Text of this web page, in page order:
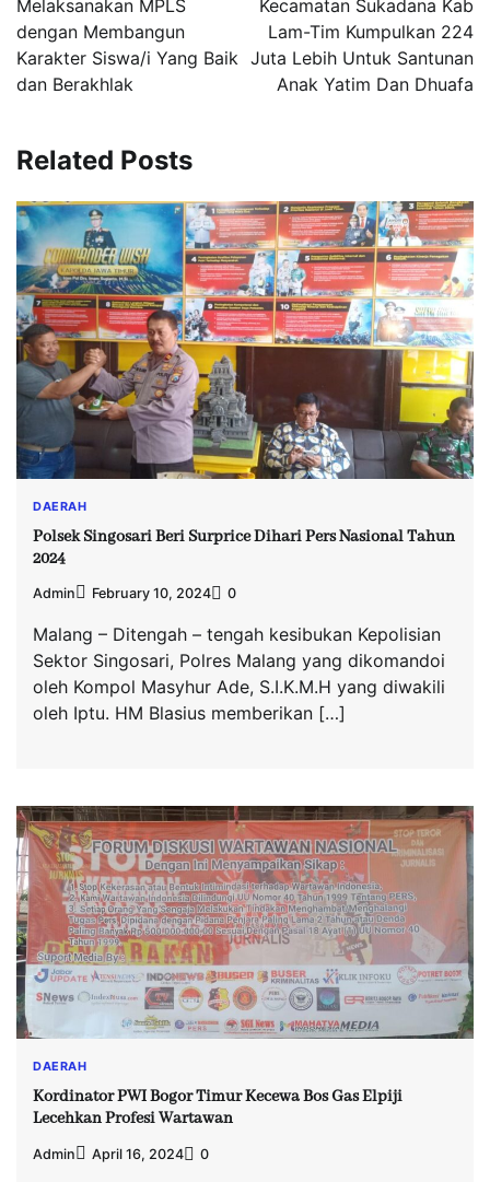
Melaksanakan MPLS
dengan Membangun
Karakter Siswa/i Yang Baik
dan Berakhlak
Kecamatan Sukadana Kab
Lam-Tim Kumpulkan 224
Juta Lebih Untuk Santunan
Anak Yatim Dan Dhuafa
Related Posts
DAERAH
Polsek Singosari Beri Surprice Dihari Pers Nasional Tahun
2024
Admin February 10, 2024 0
Malang – Ditengah – tengah kesibukan Kepolisian
Sektor Singosari, Polres Malang yang dikomandoi
oleh Kompol Masyhur Ade, S.I.K.M.H yang diwakili
oleh Iptu. HM Blasius memberikan […]
DAERAH
Kordinator PWI Bogor Timur Kecewa Bos Gas Elpiji
Lecehkan Profesi Wartawan
Admin April 16, 2024 0